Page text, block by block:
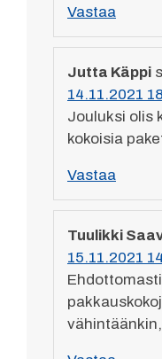
Vastaa
Jutta Käppi
14.11.2021
Jouluksi olis
kokoisia
Vastaa
Tuulikki
15.11.2021
vähintäänkin,